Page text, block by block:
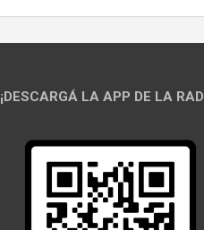
¡DESCARGÁ LA APP DE LA